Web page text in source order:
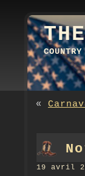
«
19 avril